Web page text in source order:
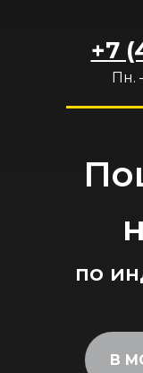
В
+7
Пн.
по